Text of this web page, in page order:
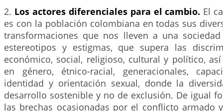
2. Los actores diferenciales para el cambio. El
es con la población colombiana en todas sus
transformaciones que nos lleven a una
estereotipos y estigmas, que supera las
económico, social, religioso, cultural y político,
en género, étnico-racial, generacionales,
identidad y orientación sexual, donde la
desarrollo sostenible y no de exclusión. De igual
las brechas ocasionadas por el conflicto armado